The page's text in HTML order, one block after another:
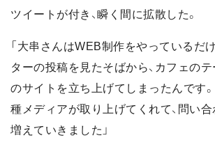
ツイートが付き、瞬く間に拡散した。
「大串さんはWEB制作をやっているだ
ターの投稿を見たそばから、カフェの
のサイトを立ち上げてしまったんです
種メディアが取り上げてくれて、問い
増えていきました」